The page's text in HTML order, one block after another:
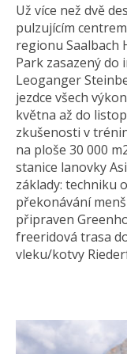
Už více než dvě
pulzujícím
regionu Saalbach
Park zasazený
Leoganger
jezdce všech
května až do
zkušenosti v
na ploše 30 000
stanice lanovky
základy: techniku
překonávání
připraven
freeridová trasa
vleku/kotvy